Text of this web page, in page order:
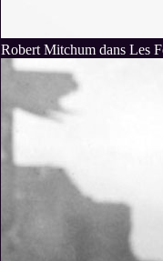
Robert Mitchum dans Les